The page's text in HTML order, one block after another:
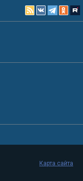
Карта сайта